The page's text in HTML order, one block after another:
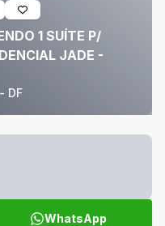
1 SUÍTE P/
JADE -
DF
WhatsApp